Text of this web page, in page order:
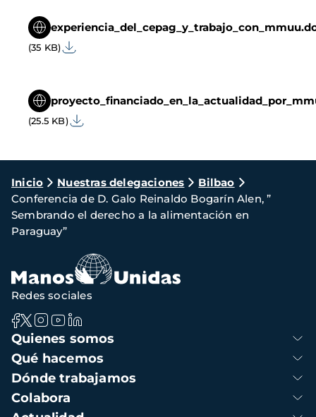
(35 KB)
(25.5 KB)
Ruta
de
navegación
Inicio Nuestras delegaciones
Bilbao
Conferencia de D. Galo Reinaldo Bogarín Alen, ”
Sembrando el derecho a la alimentación en
Paraguay”
Navegación
principal
Quienes somos
Qué hacemos
Dónde trabajamos
Colabora
Redes sociales